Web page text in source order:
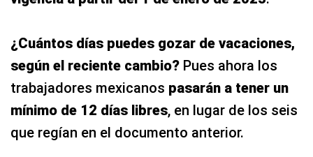
¿Cuántos días puedes gozar de vacaciones,
según el reciente cambio? Pues ahora los
trabajadores mexicanos pasarán a tener un
mínimo de 12 días libres, en lugar de los seis
que regían en el documento anterior.